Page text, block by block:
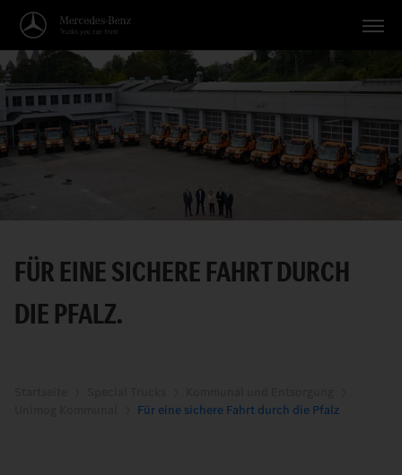
Fahrzeuge
Anwendungen
Themen
Deutsch
FÜR EINE SICHERE FAHRT DURCH
DIE PFALZ.
Für eine sichere Fahrt durch die Pfalz